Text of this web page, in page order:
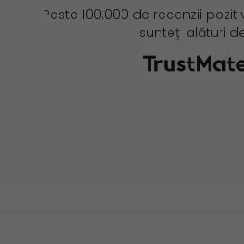
Peste 100.000 de recenzii
sunteți alături